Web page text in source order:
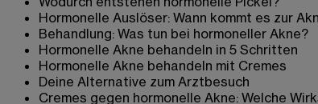
Hormonelle Auslöser: Wann kommt es zur
Behandlung: Was tun bei hormoneller Akne?
Hormonelle Akne behandeln in 5 Schritten
Hormonelle Akne behandeln mit Cremes
Deine Alternative zum Arztbesuch
Cremes gegen hormonelle Akne: Welche